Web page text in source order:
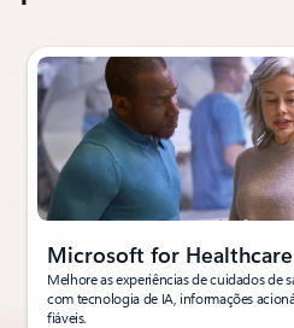
A apresentar o diapositivo 1 de 3
Microsoft for Healthcare
Melhore as experiências de cuidados de
com tecnologia de IA, informações
fiáveis.